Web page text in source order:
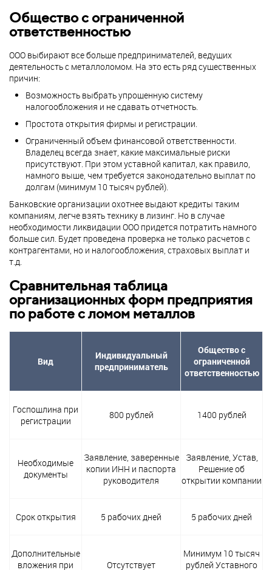
Общество с ограниченной
ответственностью
ООО выбирают все больше предпринимателей, ведущих
деятельность с металлоломом. На это есть ряд существенных
причин:
Возможность выбрать упрощенную систему
налогообложения и не сдавать отчетность.
Простота открытия фирмы и регистрации.
Ограниченный объем финансовой ответственности.
Владелец всегда знает, какие максимальные риски
присутствуют. При этом уставной капитал, как правило,
намного выше, чем требуется законодательно выплат по
долгам (минимум 10 тысяч рублей).
Банковские организации охотнее выдают кредиты таким
компаниям, легче взять технику в лизинг. Но в случае
необходимости ликвидации ООО придется потратить намного
больше сил. Будет проведена проверка не только расчетов с
контрагентами, но и налогообложения, страховых выплат и
т.д.
Сравнительная таблица
организационных форм предприятия
по работе с ломом металлов
Вид
Индивидуальный
предприниматель
Общество с
ограниченной
ответственностью
Госпошлина при
регистрации
800 рублей 1400 рублей
Необходимые
документы
Заявление, заверенные
копии ИНН и паспорта
руководителя
Заявление, Устав,
Решение об
открытии компании
Срок открытия 5 рабочих дней 5 рабочих дней
Дополнительные
вложения при
Отсутствует
Минимум 10 тысяч
рублей Уставного